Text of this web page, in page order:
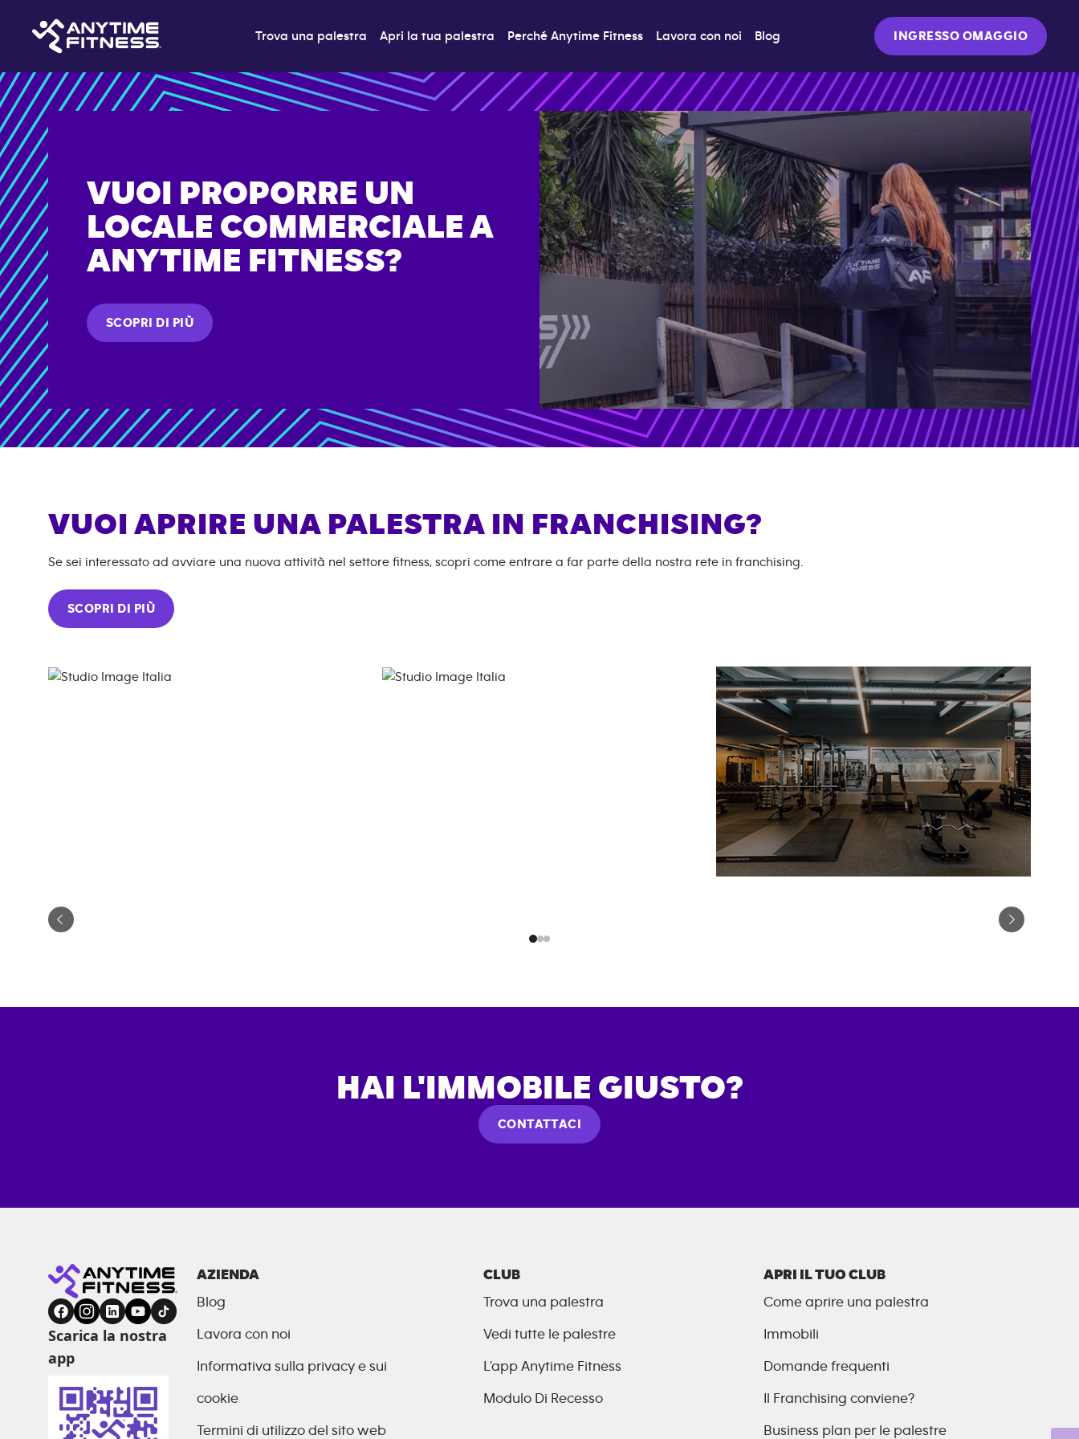
Trova una palestra Apri la tua palestra Perché Anytime Fitness Lavora con noi Blog INGRESSO OMAGGIO
VUOI PROPORRE UN
LOCALE COMMERCIALE A
ANYTIME FITNESS?
SCOPRI DI PIÙ
VUOI APRIRE UNA PALESTRA IN FRANCHISING?
Se sei interessato ad avviare una nuova attività nel settore fitness, scopri come entrare a far parte della nostra rete in franchising.
SCOPRI DI PIÙ
HAI L'IMMOBILE GIUSTO?
CONTATTACI
Scarica la nostra
app
AZIENDA
Blog
Lavora con noi
Informativa sulla privacy e sui
cookie
Termini di utilizzo del sito web
CLUB
Trova una palestra
Vedi tutte le palestre
L'app Anytime Fitness
Modulo Di Recesso
APRI IL TUO CLUB
Come aprire una palestra
Immobili
Domande frequenti
Il Franchising conviene?
Business plan per le palestre